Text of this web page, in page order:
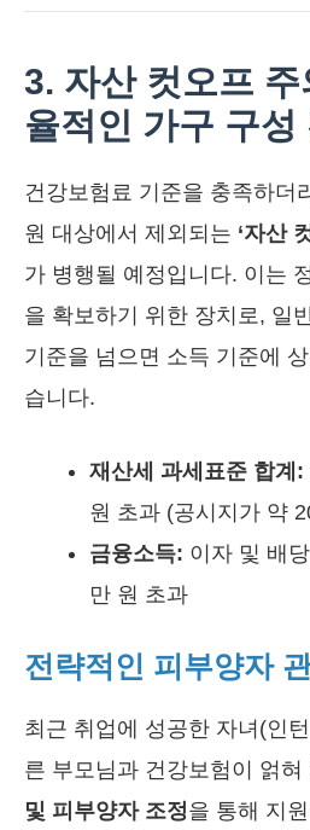
3. 자산 컷오프
율적인 가구 구성
건강보험료 기준을 충족하더
원 대상에서 제외되는 ‘자산
가 병행될 예정입니다. 이는
을 확보하기 위한 장치로, 일
기준을 넘으면 소득 기준에
습니다.
재산세 과세표준 합계:
원 초과 (공시지가 약
금융소득: 이자 및 배
만 원 초과
전략적인 피부양자
최근 취업에 성공한 자녀(인
른 부모님과 건강보험이 얽혀
및 피부양자 조정을 통해 지